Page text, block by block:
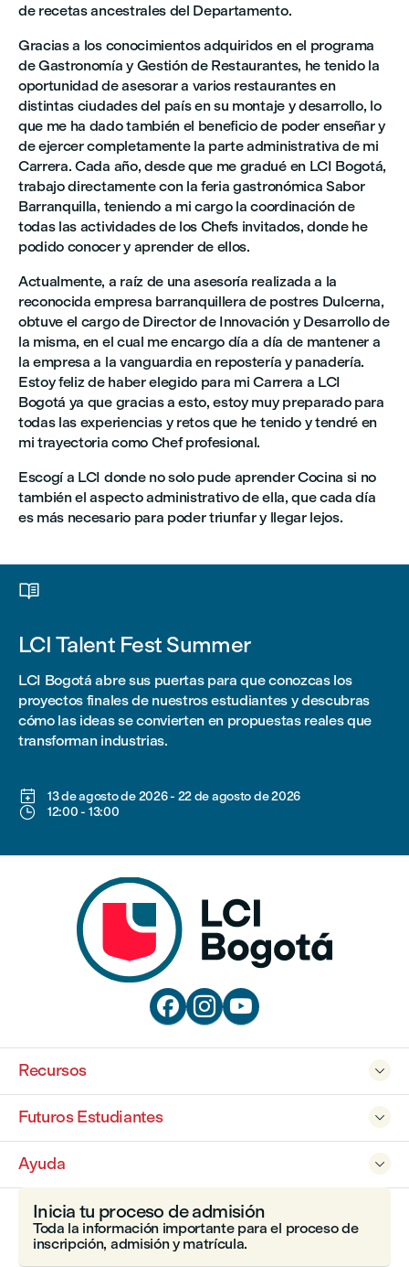
de recetas ancestrales del Departamento.
Gracias a los conocimientos adquiridos en el programa
de Gastronomía y Gestión de Restaurantes, he tenido la
oportunidad de asesorar a varios restaurantes en
distintas ciudades del país en su montaje y desarrollo, lo
que me ha dado también el beneficio de poder enseñar y
de ejercer completamente la parte administrativa de mi
Carrera. Cada año, desde que me gradué en LCI Bogotá,
trabajo directamente con la feria gastronómica Sabor
Barranquilla, teniendo a mi cargo la coordinación de
todas las actividades de los Chefs invitados, donde he
podido conocer y aprender de ellos.
Actualmente, a raíz de una asesoría realizada a la
reconocida empresa barranquillera de postres Dulcerna,
obtuve el cargo de Director de Innovación y Desarrollo de
la misma, en el cual me encargo día a día de mantener a
la empresa a la vanguardia en repostería y panadería.
Estoy feliz de haber elegido para mi Carrera a LCI
Bogotá ya que gracias a esto, estoy muy preparado para
todas las experiencias y retos que he tenido y tendré en
mi trayectoria como Chef profesional.
Escogí a LCI donde no solo pude aprender Cocina si no
también el aspecto administrativo de ella, que cada día
es más necesario para poder triunfar y llegar lejos.

LCI Talent Fest Summer
LCI Bogotá abre sus puertas para que conozcas los
proyectos finales de nuestros estudiantes y descubras
cómo las ideas se convierten en propuestas reales que
transforman industrias.
 13 de agosto de 2026- 22 de agosto de 2026
 12:00- 13:00
  

Recursos

Futuros Estudiantes

Ayuda
Inicia tu proceso de admisión
Toda la información importante para el proceso de
inscripción, admisión y matrícula.